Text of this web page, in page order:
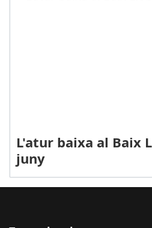
L'atur baixa al Baix
juny